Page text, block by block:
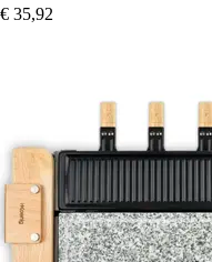
€ 35,92